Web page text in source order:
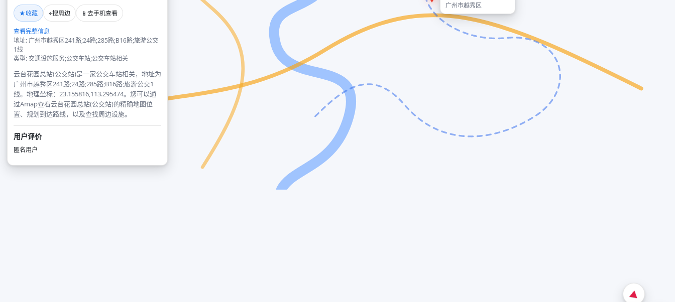
★收藏 ⌖搜周边 📱 去手机查看
查看完整信息
地址: 广州市越秀区241路;24路;285路;B16路;旅游公交
1线
类型: 交通设施服务;公交车站;公交车站相关
云台花园总站(公交站)是一家公交车站相关，地址为
广州市越秀区241路;24路;285路;B16路;旅游公交1
线。地理坐标：23.155816,113.295474。您可以通
过Amap查看云台花园总站(公交站)的精确地图位
置、规划到达路线，以及查找周边设施。
用户评价
匿名用户
广州市越秀区